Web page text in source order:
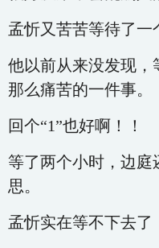
孟忻又苦苦等待了一
他以前从来没发现，
那么痛苦的一件事。
回个“1”也好啊！！
等了两个小时，边庭
思。
孟忻实在等不下去了